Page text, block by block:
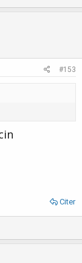
#153
Citer